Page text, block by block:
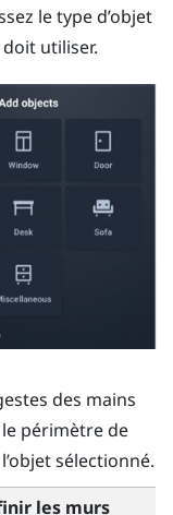
le type d’objet
utiliser.
des mains
périmètre de
sélectionné.
les murs